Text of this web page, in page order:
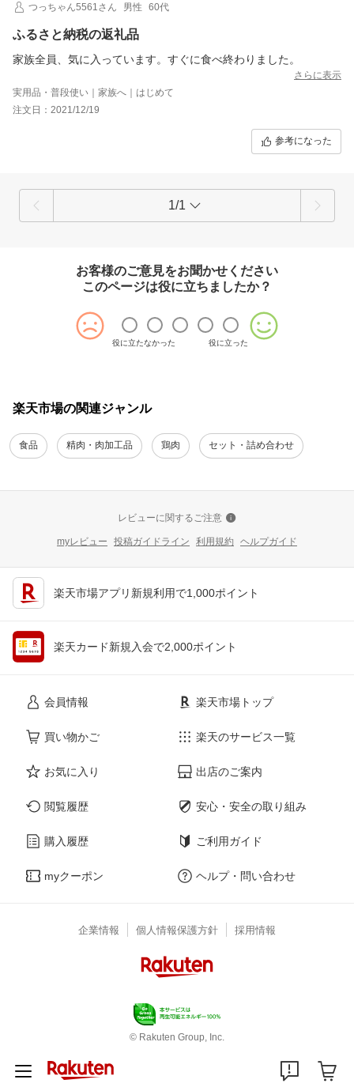
つっちゃん5561さん
男性 60代
ふるさと納税の返礼品
家族全員、気に入っています。すぐに食べ終わりました。
さらに表示
実用品・普段使い｜家族へ｜はじめて
注文日：2021/12/19
参考になった
1/1
お客様のご意見をお聞かせください
このページは役に立ちましたか？
役に立たなかった 役に立った
楽天市場の関連ジャンル
食品 精肉・肉加工品 鶏肉 セット・詰め合わせ
レビューに関するご注意
myレビュー 投稿ガイドライン 利用規約 ヘルプガイド
楽天市場アプリ新規利用で1,000ポイント
楽天カード新規入会で2,000ポイント
会員情報
買い物かご
お気に入り
閲覧履歴
購入履歴
myクーポン
楽天市場トップ
楽天のサービス一覧
出店のご案内
安心・安全の取り組み
ご利用ガイド
ヘルプ・問い合わせ
企業情報 個人情報保護方針 採用情報
© Rakuten Group, Inc.